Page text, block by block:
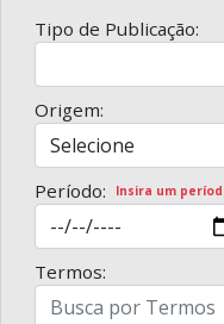
Tipo de Publicação:
Origem:
Período: Insira um
Termos: